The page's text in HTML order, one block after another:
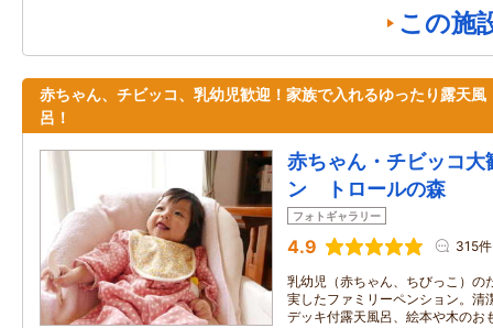
この施
赤ちゃん、チビッコ、乳幼児歓迎！家族で入れるゆったり露天風
呂！
赤ちゃん・チビッコ大
ン トロールの森
フォトギャラリー
4.9 315件
乳幼児（赤ちゃん、ちびっこ）の
実したファミリーペンション。清
デッキ付露天風呂、絵本や木のお